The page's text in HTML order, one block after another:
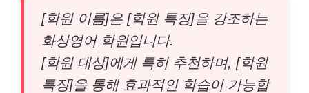
[학원 이름]은 [학원 특징]을 강조하는
화상영어 학원입니다.
[학원 대상]에게 특히 추천하며, [학원
특징]을 통해 효과적인 학습이 가능합